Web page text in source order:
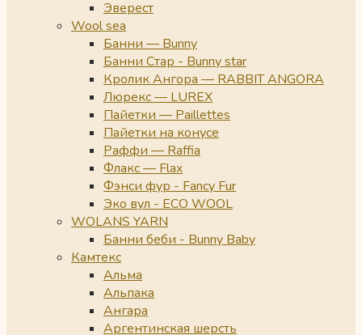
Эверест
Wool sea
Банни — Bunny
Банни Стар - Bunny star
Кролик Ангора — RABBIT ANGORA
Люрекс — LUREX
Пайетки — Paillettes
Пайетки на конусе
Раффи — Raffia
Флакс — Flax
Фэнси фур - Fancy Fur
Эко вул - ECO WOOL
WOLANS YARN
Банни беби - Bunny Baby
Камтекс
Альма
Альпака
Ангара
Аргентинская шерсть